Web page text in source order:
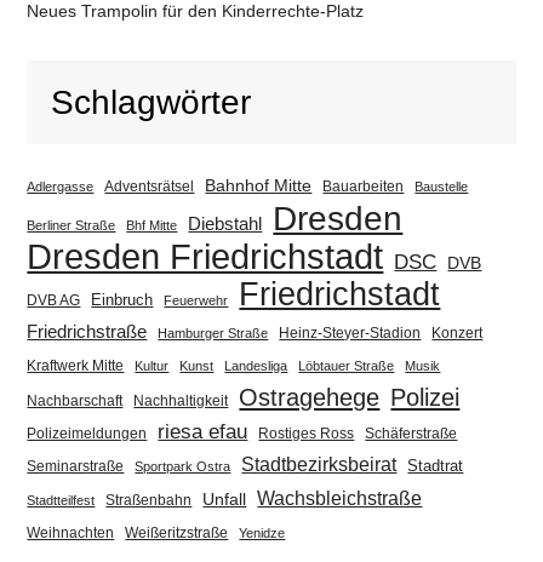
Neues Trampolin für den Kinderrechte-Platz
Schlagwörter
Adlergasse Adventsrätsel Bahnhof Mitte Bauarbeiten Baustelle
Berliner Straße Bhf Mitte Diebstahl Dresden
Dresden Friedrichstadt DSC DVB
DVB AG Einbruch Feuerwehr Friedrichstadt
Friedrichstraße Hamburger Straße Heinz-Steyer-Stadion
Konzert
Kraftwerk Mitte
Kultur Kunst Landesliga Löbtauer Straße Musik
Nachbarschaft Nachhaltigkeit Ostragehege Polizei
Polizeimeldungen riesa efau Rostiges Ross Schäferstraße
Seminarstraße Sportpark Ostra Stadtbezirksbeirat Stadtrat
Stadtteilfest Straßenbahn Unfall Wachsbleichstraße
Weihnachten Weißeritzstraße Yenidze